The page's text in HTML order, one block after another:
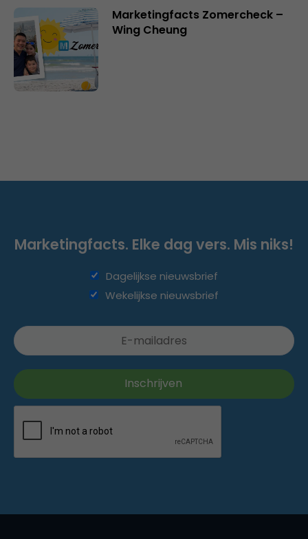
Marketingfacts Zomercheck –
Wing Cheung
Marketingfacts. Elke dag vers. Mis niks!
Dagelijkse nieuwsbrief
Wekelijkse nieuwsbrief